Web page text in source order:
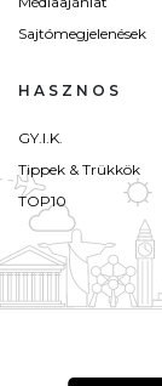
Sajtómegjelenések
HASZNOS
GY.I.K.
Tippek & Trükkök
TOP10